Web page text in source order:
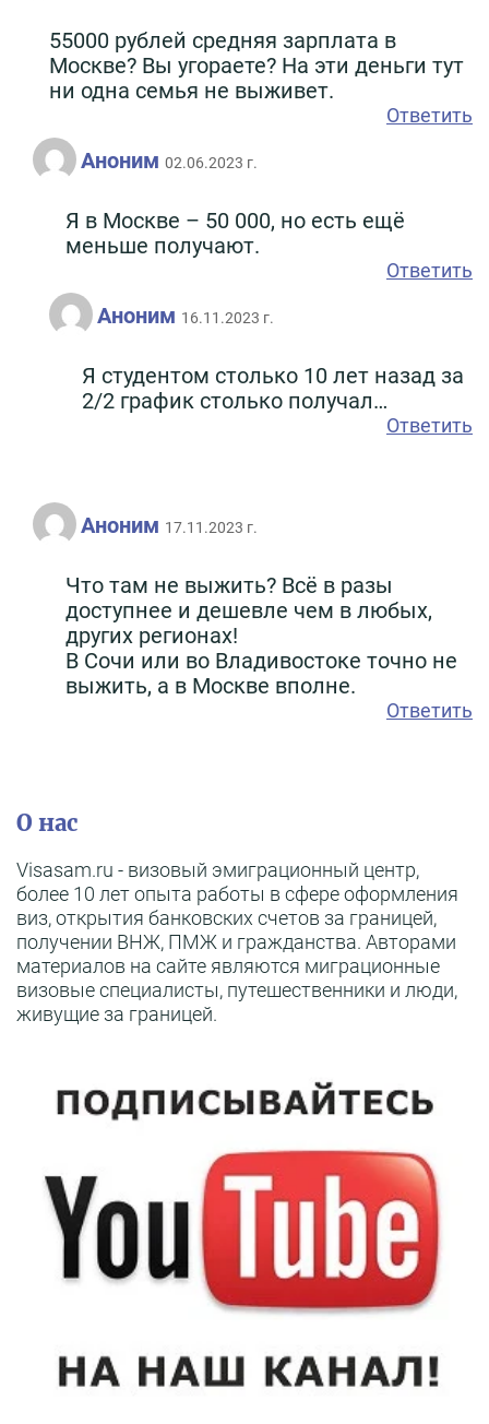
55000 рублей средняя зарплата в
Москве? Вы угораете? На эти деньги тут
ни одна семья не выживет.
Ответить
Аноним 02.06.2023 г.
Я в Москве – 50 000, но есть ещё
меньше получают.
Ответить
Аноним 16.11.2023 г.
Я студентом столько 10 лет назад за
2/2 график столько получал…
Ответить
Аноним 17.11.2023 г.
Что там не выжить? Всё в разы
доступнее и дешевле чем в любых,
других регионах!
В Сочи или во Владивостоке точно не
выжить, а в Москве вполне.
Ответить
О нас
Visasam.ru - визовый эмиграционный центр,
более 10 лет опыта работы в сфере оформления
виз, открытия банковских счетов за границей,
получении ВНЖ, ПМЖ и гражданства. Авторами
материалов на сайте являются миграционные
визовые специалисты, путешественники и люди,
живущие за границей.